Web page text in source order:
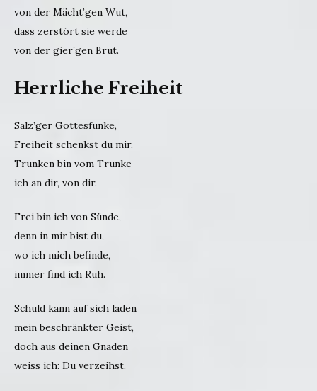
von der Mächt’gen Wut,
dass zerstört sie werde
von der gier’gen Brut.
Herrliche Freiheit
Salz’ger Gottesfunke,
Freiheit schenkst du mir.
Trunken bin vom Trunke
ich an dir, von dir.
Frei bin ich von Sünde,
denn in mir bist du,
wo ich mich befinde,
immer find ich Ruh.
Schuld kann auf sich laden
mein beschränkter Geist,
doch aus deinen Gnaden
weiss ich: Du verzeihst.